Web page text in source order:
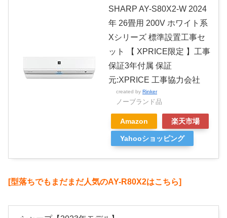
SHARP AY-S80X2-W 2024
年 26畳用 200V ホワイト系
Xシリーズ 標準設置工事セ
ット 【 XPRICE限定 】工事
保証3年付属 保証
元:XPRICE 工事協力会社
created by Rinker
ノーブランド品
Amazon 楽天市場
Yahooショッピング
[型落ちでもまだまだ人気のAY-R80X2はこちら]